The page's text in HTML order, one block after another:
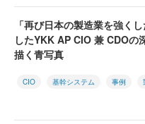
「再び日本の製造業を強く
したYKK AP CIO 兼 CDOの
描く青写真
CIO 基幹システム 事例